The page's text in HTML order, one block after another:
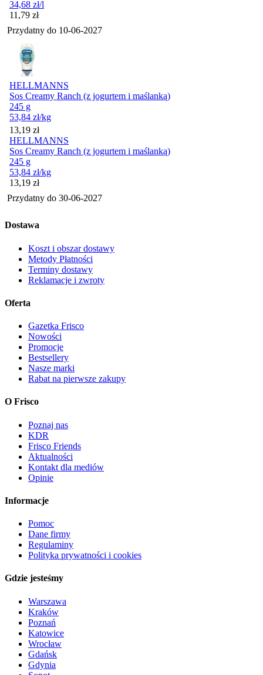
34,68 zł/l
Cena
11,79 zł
Przydatny do 10-06-2027
HELLMANNS
Sos Creamy Ranch (z jogurtem i maślanką)
245 g
53,84 zł/kg
Cena
13,19 zł
HELLMANNS
Sos Creamy Ranch (z jogurtem i maślanką)
245 g
53,84 zł/kg
Cena
13,19 zł
Przydatny do 30-06-2027
Dostawa
Koszt i obszar dostawy
Metody Płatności
Terminy dostawy
Reklamacje i zwroty
Oferta
Gazetka Frisco
Nowości
Promocje
Bestsellery
Nasze marki
Rabat na pierwsze zakupy
O Frisco
Poznaj nas
KDR
Frisco Friends
Aktualności
Kontakt dla mediów
Opinie
Informacje
Pomoc
Dane firmy
Regulaminy
Polityka prywatności i cookies
Gdzie jesteśmy
Warszawa
Kraków
Poznań
Katowice
Wrocław
Gdańsk
Gdynia